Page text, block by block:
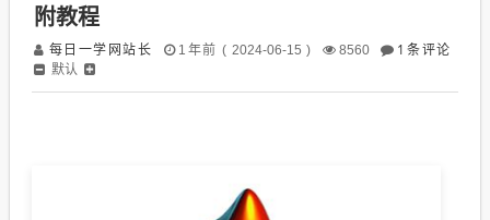
附教程
每日一学网站长 1年前 ( 2024-06-15 ) 8560
1条评论
默认